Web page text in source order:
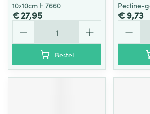
10x10cm H 7660
€ 27,95
Bestel
Pectine-
€ 9,73